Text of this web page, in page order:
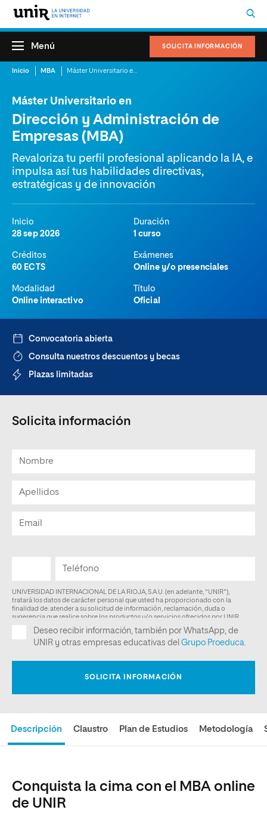
SOLICITA INFORMACIÓN
Menú
Inicio MBA
Máster Universitario en
Dirección y Administración de
Empresas (MBA)
Revaloriza tu perfil profesional aplicando la IA, e
impulsa así tus habilidades directivas,
estratégicas y de innovación
Inicio
28 sep 2026
Duración
1 curso
Créditos
60 ECTS
Exámenes
Online y/o presenciales
Modalidad
Online interactivo
Título
Oficial
Descripción Claustro Plan de Estudios Metodología
Conquista la cima con el MBA online
de UNIR
Convocatoria abierta
Consulta nuestros descuentos y becas
Plazas limitadas
Solicita información